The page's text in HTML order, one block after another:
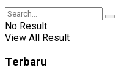
No Result
View All Result
Terbaru